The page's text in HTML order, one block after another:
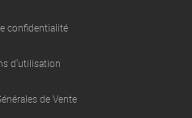
confidentialité
d’utilisation
de Vente